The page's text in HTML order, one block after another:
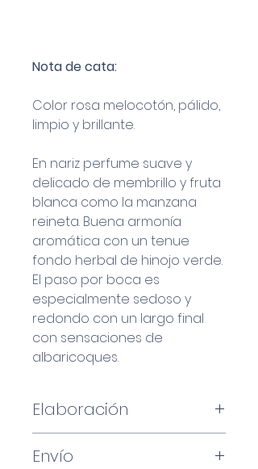
Nota de cata:
Color rosa melocotón, pálido,
limpio y brillante.
En nariz perfume suave y
delicado de membrillo y fruta
blanca como la manzana
reineta. Buena armonía
aromática con un tenue
fondo herbal de hinojo verde.
El paso por boca es
especialmente sedoso y
redondo con un largo final
con sensaciones de
albaricoques.
Elaboración
viñas de 50+ años.
Envío